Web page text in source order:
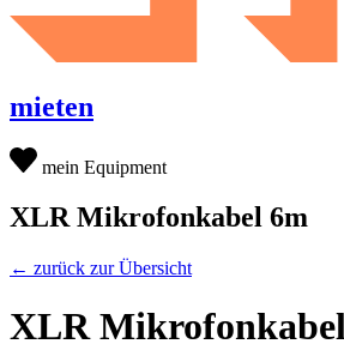
mieten
mein Equipment
XLR Mikrofonkabel 6m
← zurück zur Übersicht
XLR